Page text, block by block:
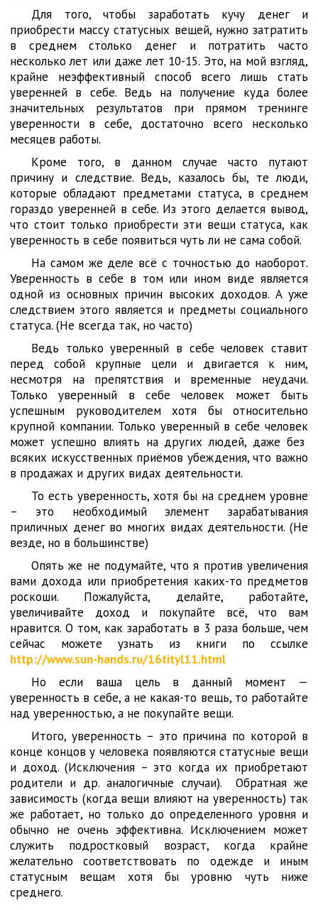
Для того, чтобы заработать кучу денег и
приобрести массу статусных вещей, нужно затратить
в среднем столько денег и потратить часто
несколько лет или даже лет 10-15. Это, на мой взгляд,
крайне неэффективный способ всего лишь стать
уверенней в себе. Ведь на получение куда более
значительных результатов при прямом тренинге
уверенности в себе, достаточно всего несколько
месяцев работы.
Кроме того, в данном случае часто путают
причину и следствие. Ведь, казалось бы, те люди,
которые обладают предметами статуса, в среднем
гораздо уверенней в себе. Из этого делается вывод,
что стоит только приобрести эти вещи статуса, как
уверенность в себе появиться чуть ли не сама собой.
На самом же деле всё с точностью до наоборот.
Уверенность в себе в том или ином виде является
одной из основных причин высоких доходов. А уже
следствием этого является и предметы социального
статуса. (Не всегда так, но часто)
Ведь только уверенный в себе человек ставит
перед собой крупные цели и двигается к ним,
несмотря на препятствия и временные неудачи.
Только уверенный в себе человек может быть
успешным руководителем хотя бы относительно
крупной компании. Только уверенный в себе человек
может успешно влиять на других людей, даже без
всяких искусственных приёмов убеждения, что важно
в продажах и других видах деятельности.
То есть уверенность, хотя бы на среднем уровне
– это необходимый элемент зарабатывания
приличных денег во многих видах деятельности. (Не
везде, но в большинстве)
Опять же не подумайте, что я против увеличения
вами дохода или приобретения каких-то предметов
роскоши. Пожалуйста, делайте, работайте,
увеличивайте доход и покупайте всё, что вам
нравится. О том, как заработать в 3 раза больше, чем
сейчас можете узнать из книги по ссылке
http://www.sun-hands.ru/16tityl11.html
Но если ваша цель в данный момент —
уверенность в себе, а не какая-то вещь, то работайте
над уверенностью, а не покупайте вещи.
Итого, уверенность – это причина по которой в
конце концов у человека появляются статусные вещи
и доход. (Исключения – это когда их приобретают
родители и др. аналогичные случаи). Обратная же
зависимость (когда вещи влияют на уверенность) так
же работает, но только до определенного уровня и
обычно не очень эффективна. Исключением может
служить подростковый возраст, когда крайне
желательно соответствовать по одежде и иным
статусным вещам хотя бы уровню чуть ниже
среднего.